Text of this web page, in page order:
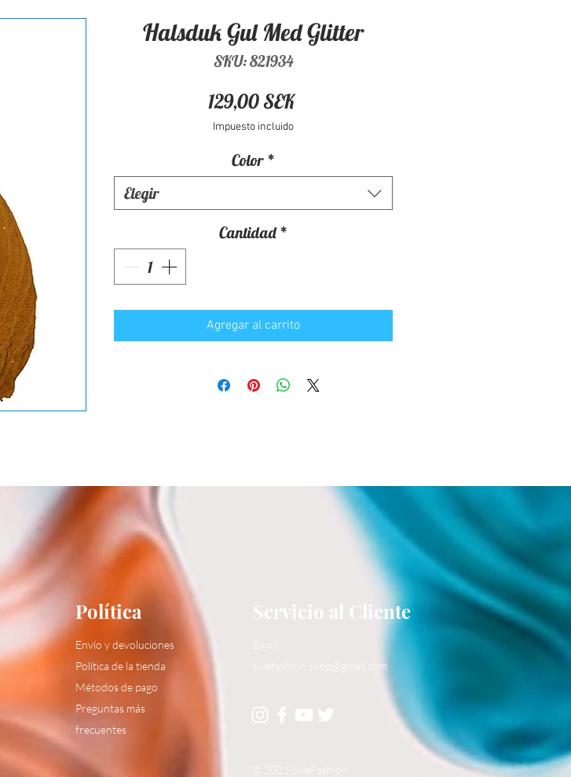
Halsduk Gul Med Glitter
SKU: 821934
129,00 SEKPrecio
Impuesto incluido
Color *
Elegir
Cantidad *
Agregar al carrito
Política
Envío y devoluciones
Política de la tienda
Métodos de pago
Preguntas más
frecuentes
Servicio al Cliente
Email:
swefashion.shop@gmail.com
© 2021 SweFashion